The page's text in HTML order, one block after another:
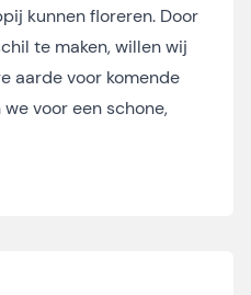
kunnen floreren. Door
te maken, willen wij
aarde voor komende
voor een schone,